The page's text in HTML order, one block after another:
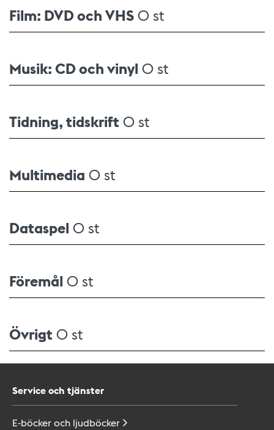
Film: DVD och VHS0 st
Musik: CD och vinyl 0 st
Tidning, tidskrift 0 st
Multimedia 0 st
Dataspel 0 st
Föremål 0 st
Övrigt 0 st
Service och tjänster
E-böcker och ljudböcker